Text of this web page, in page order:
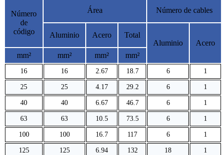
Número
de
código
Área Número de cables
Aluminio Acero
Total
Aluminio
Acero
mm²
mm² mm² mm²
16 16 2.67 18.7 6 1
25 25 4.17 29.2 6 1
40 40 6.67 46.7 6 1
63 63 10.5 73.5 6 1
100 100 16.7 117 6 1
125 125 6.94 132 18 1